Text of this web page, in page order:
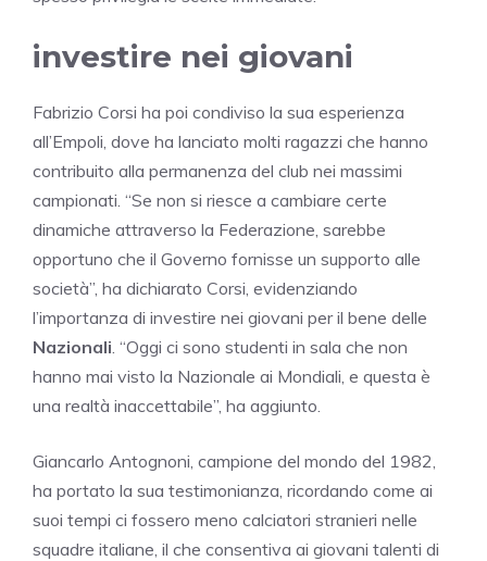
investire nei giovani
Fabrizio Corsi ha poi condiviso la sua esperienza
all’Empoli, dove ha lanciato molti ragazzi che hanno
contribuito alla permanenza del club nei massimi
campionati. “Se non si riesce a cambiare certe
dinamiche attraverso la Federazione, sarebbe
opportuno che il Governo fornisse un supporto alle
società”, ha dichiarato Corsi, evidenziando
l’importanza di investire nei giovani per il bene delle
Nazionali . “Oggi ci sono studenti in sala che non
hanno mai visto la Nazionale ai Mondiali, e questa è
una realtà inaccettabile”, ha aggiunto.
Giancarlo Antognoni, campione del mondo del 1982,
ha portato la sua testimonianza, ricordando come ai
suoi tempi ci fossero meno calciatori stranieri nelle
squadre italiane, il che consentiva ai giovani talenti di